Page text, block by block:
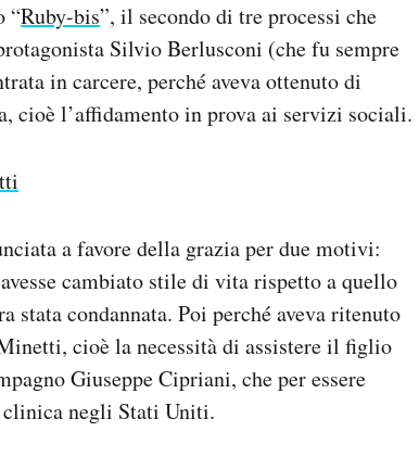
“Ruby-bis”, il secondo di tre processi che
Silvio Berlusconi (che fu sempre
in carcere, perché aveva ottenuto di
cioè l’affidamento in prova ai servizi sociali.
a favore della grazia per due motivi:
cambiato stile di vita rispetto a quello
stata condannata. Poi perché aveva ritenuto
cioè la necessità di assistere il figlio
Giuseppe Cipriani, che per essere
clinica negli Stati Uniti.